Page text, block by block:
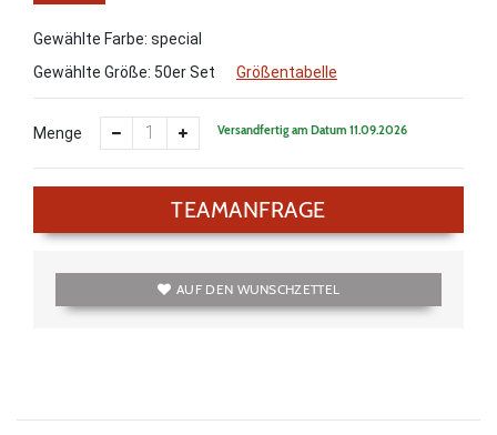
Gewählte Farbe: special
Gewählte Größe: 50er Set Größentabelle
Menge Versandfertig am Datum 11.09.2026
TEAMANFRAGE
AUF DEN WUNSCHZETTEL